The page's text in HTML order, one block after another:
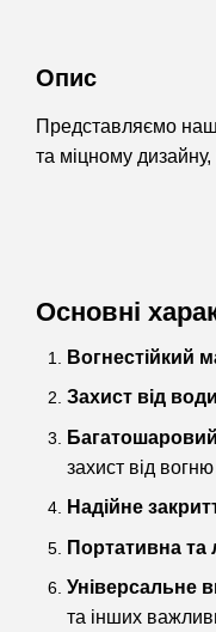
Опис
Представляємо
та міцному
Основні
Вогнестійкий
Захист від води
захист від
Надійне
Портативна та
Універсальне
та інших